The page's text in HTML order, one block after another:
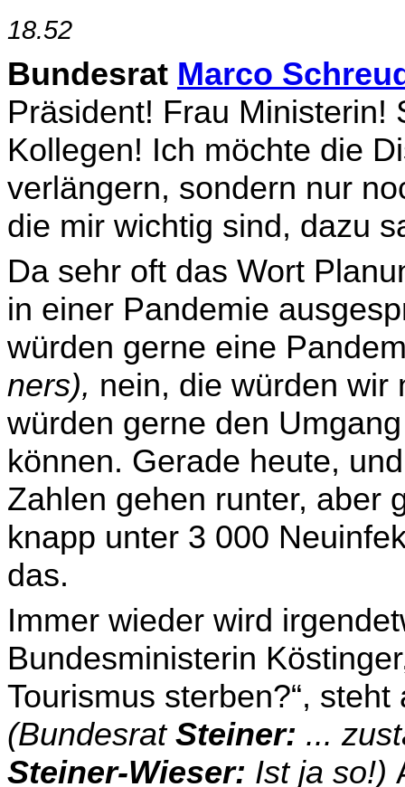
18.52
Bundesrat Marco
Präsident! Frau Ministerin!
Kollegen! Ich möchte die
verlän­gern, sondern nur
die mir wichtig sind, dazu
Da sehr oft das Wort
in einer Pandemie
würden gerne eine
ners), nein, die würden wir
würden gerne den
können. Gerade heute,
Zahlen gehen runter, aber
knapp unter 3 000
das.
Immer wieder wird
Bundesministerin
Tourismus sterben?“,
(Bundesrat Steiner: ...
Steiner-Wieser: Ist ja so!)